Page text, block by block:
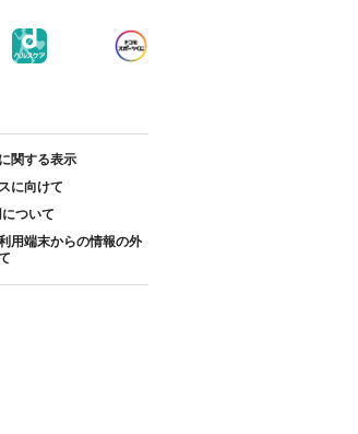
関する表示
に向けて
ついて
用端末からの情報の外